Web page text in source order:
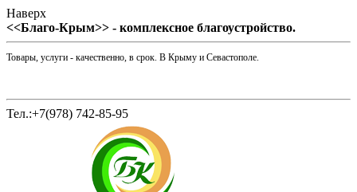
Наверх
<<Благо-Крым>> - комплексное благоустройство.
Товары, услуги - качественно, в срок. В Крыму и Севастополе.
Тел.:+7(978) 742-85-95